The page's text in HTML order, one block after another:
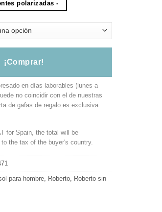
€.39.90 €.
polarizadas -
¡Comprar!
en días laborables (lunes a
no coincidir con el de nuestras
de gafas de regalo es exclusiva
for Spain, the total will be
the tax of the buyer's country.
para hombre, Roberto, Roberto sin